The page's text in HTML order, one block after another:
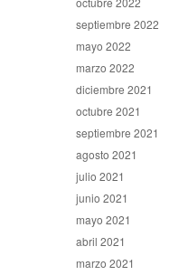
septiembre 2022
mayo 2022
marzo 2022
diciembre 2021
octubre 2021
septiembre 2021
agosto 2021
julio 2021
junio 2021
mayo 2021
abril 2021
marzo 2021